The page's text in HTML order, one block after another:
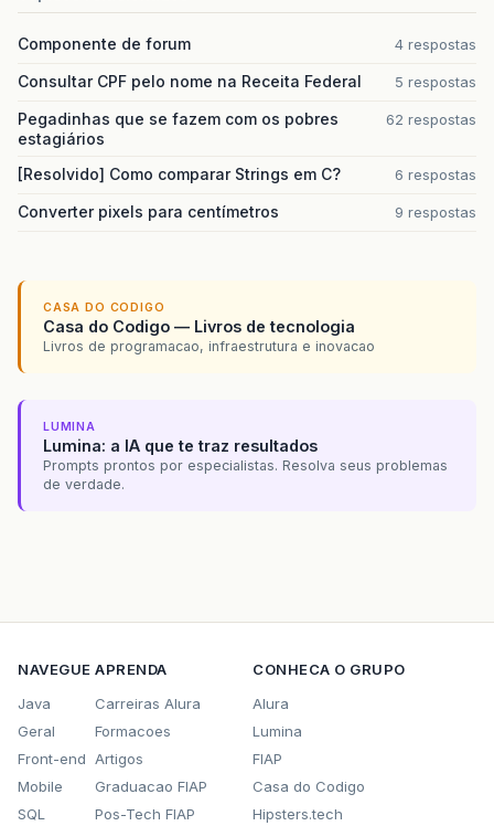
Componente de forum 4 respostas
Consultar CPF pelo nome na Receita Federal 5 respostas
Pegadinhas que se fazem com os pobres
estagiários
62 respostas
[Resolvido] Como comparar Strings em C? 6 respostas
Converter pixels para centímetros 9 respostas
CASA DO CODIGO
Casa do Codigo — Livros de tecnologia
Livros de programacao, infraestrutura e inovacao
LUMINA
Lumina: a IA que te traz resultados
Prompts prontos por especialistas. Resolva seus problemas
de verdade.
NAVEGUE
Java
Geral
Front-end
Mobile
SQL
APRENDA
Carreiras Alura
Formacoes
Artigos
Graduacao FIAP
Pos-Tech FIAP
CONHECA O GRUPO
Alura
Lumina
FIAP
Casa do Codigo
Hipsters.tech